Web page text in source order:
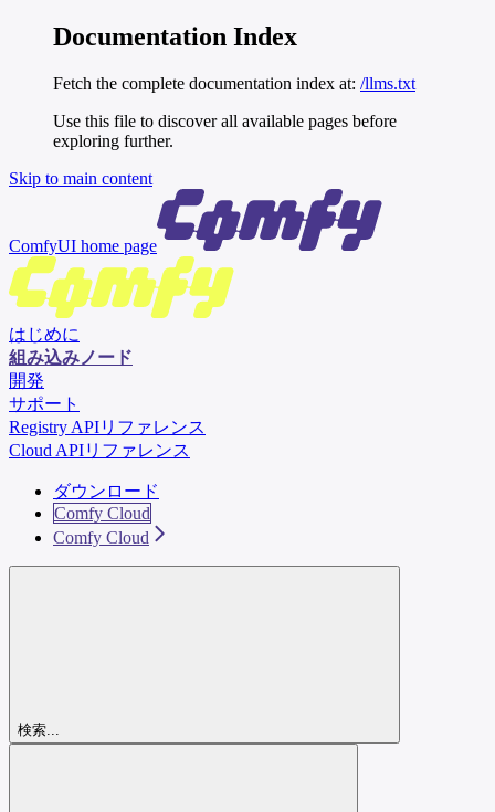
Documentation Index
Fetch the complete documentation index at: /llms.txt
Use this file to discover all available pages before
exploring further.
Skip to main content
ComfyUI home page
はじめに
組み込みノード
開発
サポート
Registry APIリファレンス
Cloud APIリファレンス
ダウンロード
Comfy Cloud
Comfy Cloud
検索...